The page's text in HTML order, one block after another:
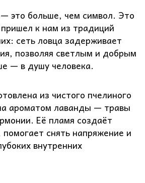
это больше, чем символ. Это
к нам из традиций
сеть ловца задерживает
позволяя светлым и добрым
— в душу человека.
из чистого пчелиного
ароматом лаванды — травы
Её пламя создаёт
снять напряжение и
внутренних